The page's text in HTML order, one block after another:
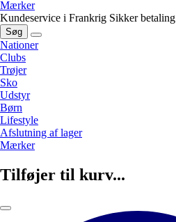
Mærker
Kundeservice i Frankrig Sikker betaling
Søg
Nationer
Clubs
Trøjer
Sko
Udstyr
Børn
Lifestyle
Afslutning af lager
Mærker
Tilføjer til kurv...